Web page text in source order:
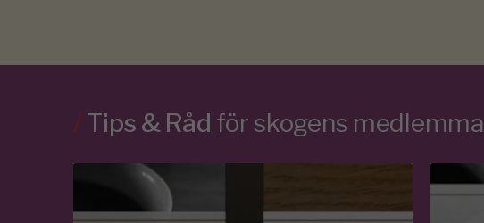
/ Tips & Råd för skogens